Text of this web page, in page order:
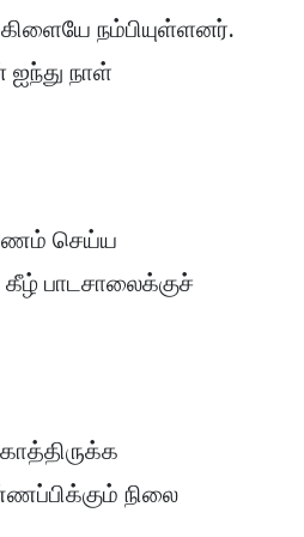
நம்பியுள்ளனர்.
ஐந்து நாள்
செய்ய
பாடசாலைக்குச்
நிலை